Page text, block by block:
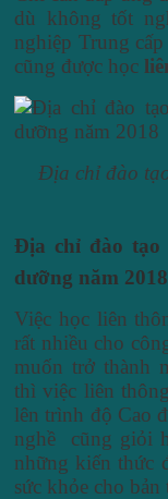
dù không tốt
nghiệp Trung
cũng được học
Địa chỉ đào
Địa chỉ đào tạo
dưỡng năm 2018
Việc học liên
rất nhiều cho
muốn trở thành
thì việc liên
lên trình độ Cao
nghề cũng giỏi
những kiến thức
sức khỏe cho